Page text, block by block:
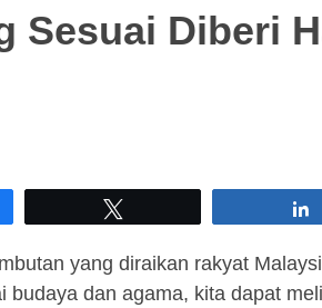
Sesuai Diberi
yang diraikan rakyat
budaya dan agama, kita dapat